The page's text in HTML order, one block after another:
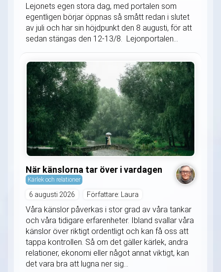
Lejonets egen stora dag, med portalen som
egentligen börjar öppnas så smått redan i slutet
av juli och har sin höjdpunkt den 8 augusti, för att
sedan stängas den 12-13/8. Lejonportalen...
När känslorna tar över i vardagen
Kärlek och relationer
6 augusti 2026 Författare: Laura
Våra känslor påverkas i stor grad av våra tankar
och våra tidigare erfarenheter. Ibland svallar våra
känslor över riktigt ordentligt och kan få oss att
tappa kontrollen. Så om det gäller kärlek, andra
relationer, ekonomi eller något annat viktigt, kan
det vara bra att lugna ner sig...